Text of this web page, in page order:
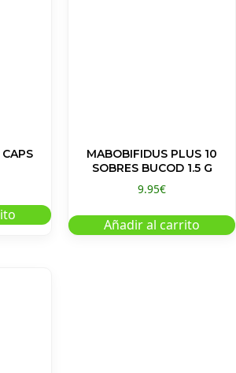
MABOBIFIDUS PLUS 10
SOBRES BUCOD 1.5 G
9.95€
Añadir al carrito